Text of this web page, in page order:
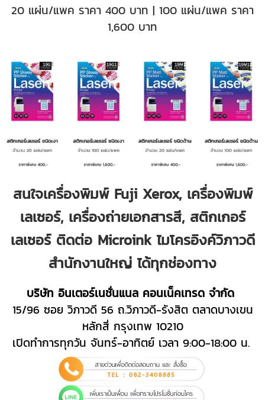
20 แผ่น/แพค ราคา 400 บาท | 100 แผ่น/แพค ราคา
1,600 บาท
สนใจเครื่องพิมพ์ Fuji Xerox, เครื่องพิมพ์
เลเซอร์, เครื่องถ่ายเอกสารสี, สติกเกอร์
เลเซอร์ ติดต่อ Microink ไมโครอิงค์วิภาวดี
สำนักงานใหญ่ ได้ทุกช่องทาง
บริษัท อินเตอร์เนชั่นแนล คอนเน็คเทรด จำกัด
15/96 ซอย วิภาวดี 56 ถ.วิภาวดี-รังสิต ตลาดบางเขน
หลักสี่ กรุงเทพ 10210
เปิดทำการทุกวัน จันทร์-อาทิตย์ เวลา 9:00-18:00 น.